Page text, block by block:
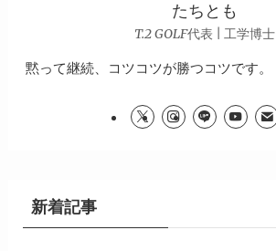
たちとも
T.2 GOLF代表 | 工学博士
黙って継続、コツコツが勝つコツです。
新着記事